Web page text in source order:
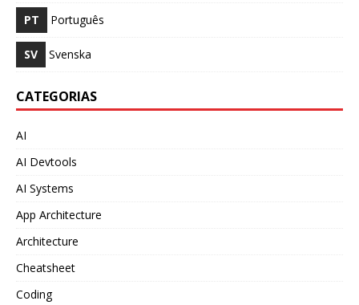
PT Português
SV Svenska
CATEGORIAS
AI
AI Devtools
AI Systems
App Architecture
Architecture
Cheatsheet
Coding